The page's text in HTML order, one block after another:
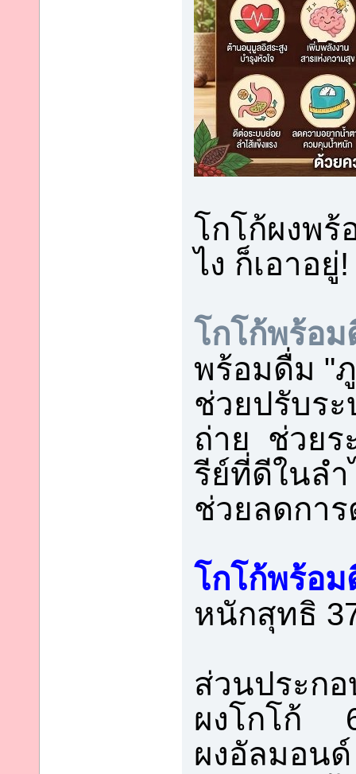
โกโก้ผงพ
ไง ก็เอาอยู่!
โกโก้พร้อ
พร้อมดื่ม "
ช่วยปรับร
ถ่าย ช่วยร
รีย์ที่ดีในลำ
ช่วยลดกา
โกโก้พร้อ
หนักสุทธิ
ส่วนประกอ
ผงโกโก้
ผงอัลมอนด์